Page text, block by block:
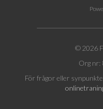
© 2026
Org nr:
För frågor eller